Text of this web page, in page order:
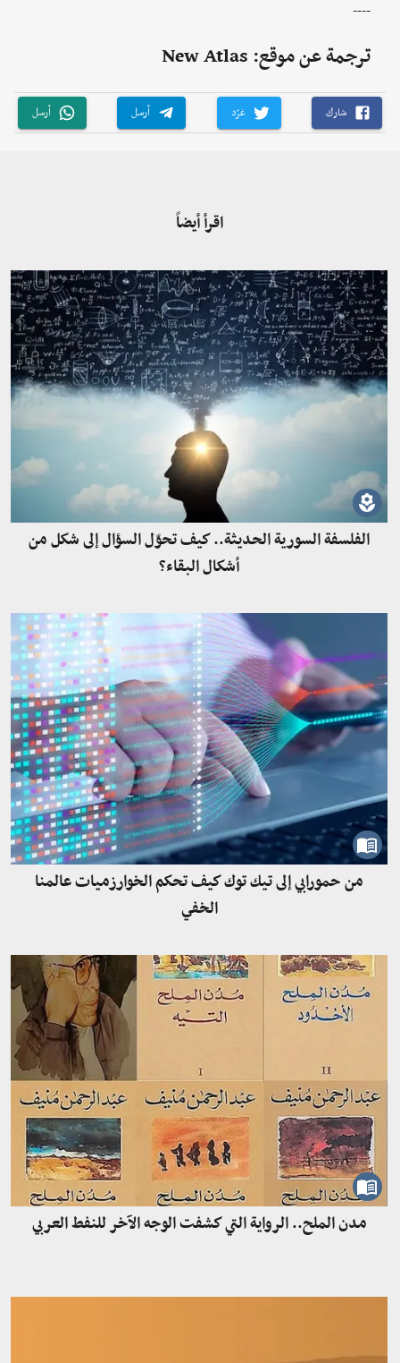
----
ترجمة عن موقع: New Atlas
شارك غرّد أرسل أرسل
اقرأ أيضاً
الفلسفة السورية الحديثة.. كيف تحوّل السؤال إلى شكل من
أشكال البقاء؟
من حمورابي إلى تيك توك كيف تحكم الخوارزميات عالمنا
الخفي
مدن الملح.. الرواية التي كشفت الوجه الآخر للنفط العربي